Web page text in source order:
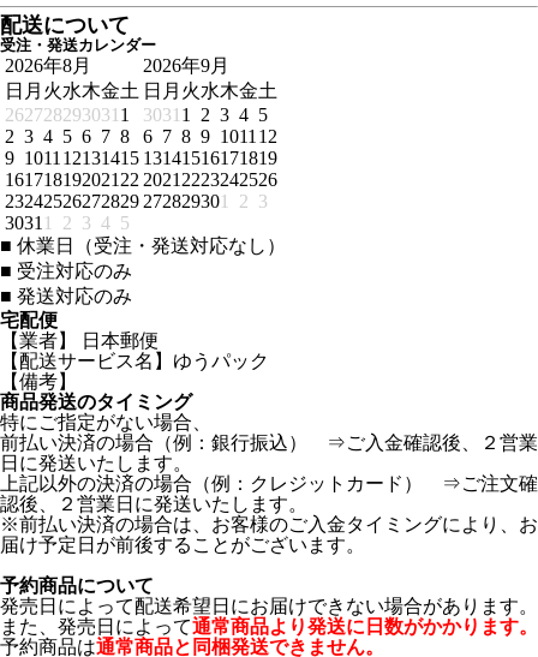
配送について
受注・発送カレンダー
2026年8月
日 月 火水木金土
262728293031 1
2 3 4 5 6 7 8
9 1011 12131415
161718192021 22
23242526272829
3031 1 2 3 4 5
2026年9月
日 月 火水木金土
3031 1 2 3 4 5
6 7 8 9 1011 12
13141516171819
2021 2223242526
272829301 2 3
■ 休業日（受注・発送対応なし）
■ 受注対応のみ
■ 発送対応のみ
宅配便
【業者】 日本郵便
【配送サービス名】ゆうパック
【備考】
商品発送のタイミング
特にご指定がない場合、
前払い決済の場合（例：銀行振込） ⇒ご入金確認後、２営業
日に発送いたします。
上記以外の決済の場合（例：クレジットカード） ⇒ご注文確
認後、２営業日に発送いたします。
※前払い決済の場合は、お客様のご入金タイミングにより、お
届け予定日が前後することがございます。
予約商品について
発売日によって配送希望日にお届けできない場合があります。
また、発売日によって通常商品より発送に日数がかかります。
予約商品は通常商品と同梱発送できません。